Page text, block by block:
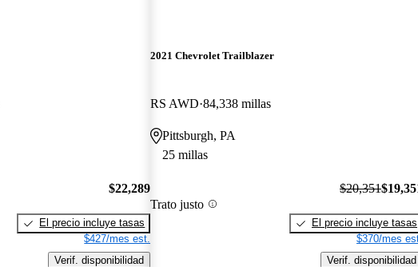
$22,289
El precio incluye tasas
$427/mes est.
Verif. disponibilidad
2021 Chevrolet Trailblazer
RS AWD 84,338 millas
Pittsburgh, PA
25 millas
Trato justo
$20,351
El precio incluye tasas
$370/mes
Verif. disponibilidad